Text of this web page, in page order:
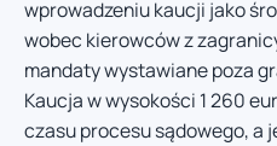
wprowadzeniu kaucji jako
wobec kierowców z
mandaty wystawiane poza
Kaucja w wysokości 1 260
czasu procesu sądowego, a